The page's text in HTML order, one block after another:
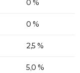
0 %
0 %
2,5 %
5,0 %